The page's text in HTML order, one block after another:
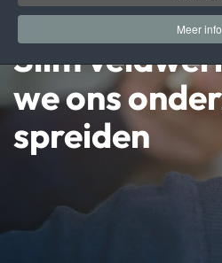
Meer info
Slim
we ons
spreiden